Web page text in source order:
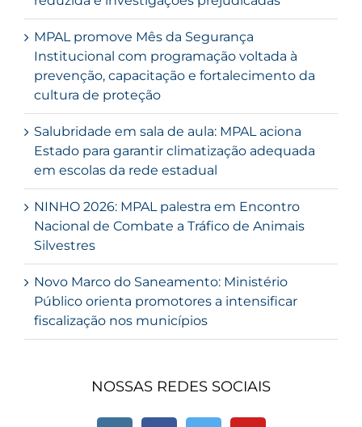
MPAL promove Mês da Segurança
Institucional com programação voltada à
prevenção, capacitação e fortalecimento da
cultura de proteção
Salubridade em sala de aula: MPAL aciona
Estado para garantir climatização adequada
em escolas da rede estadual
NINHO 2026: MPAL palestra em Encontro
Nacional de Combate a Tráfico de Animais
Silvestres
Novo Marco do Saneamento: Ministério
Público orienta promotores a intensificar
fiscalização nos municípios
NOSSAS REDES SOCIAIS